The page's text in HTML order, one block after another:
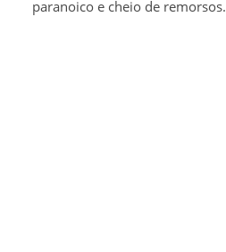
paranoico e cheio de remorsos.